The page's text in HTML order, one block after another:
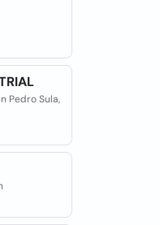
Pedro Sula,